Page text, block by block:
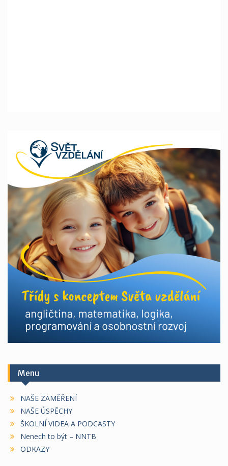
Menu
NAŠE ZAMĚŘENÍ
NAŠE ÚSPĚCHY
ŠKOLNÍ VIDEA A PODCASTY
Nenech to být – NNTB
ODKAZY